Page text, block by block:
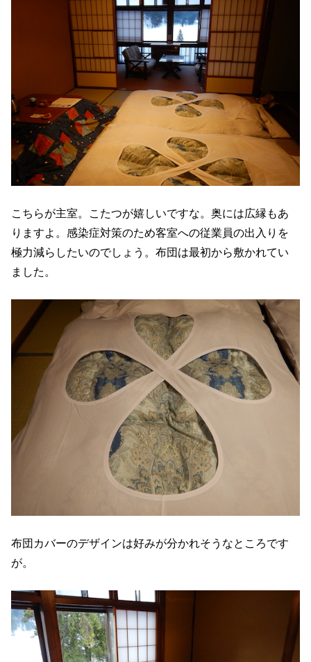
こちらが主室。こたつが嬉しいですな。奥には広縁もあ
りますよ。感染症対策のため客室への従業員の出入りを
極力減らしたいのでしょう。布団は最初から敷かれてい
ました。
布団カバーのデザインは好みが分かれそうなところです
が。